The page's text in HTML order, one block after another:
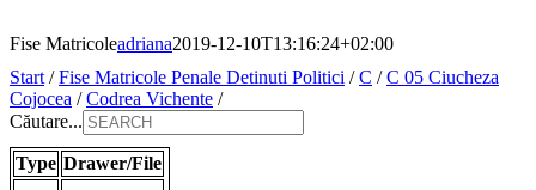
Fise Matricoleadriana2019-12-10T13:16:24+02:00
Start /Fise Matricole Penale Detinuti Politici /C /C 05 Ciucheza
Cojocea /Codrea Vichente /
Căutare...
Type Drawer/File